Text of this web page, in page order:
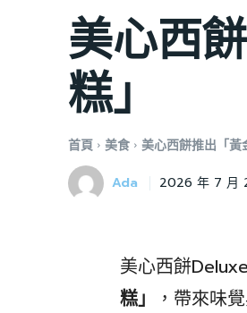
美心西
糕」
首頁 美食 美心西餅推出「黃
Ada 2026 年 7 月
美心西餅
糕」
，帶來味